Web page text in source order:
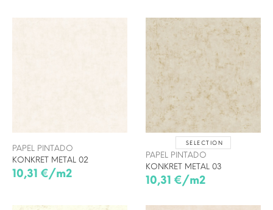
PAPEL PINTADO
KONKRET METAL 02
10,31 €/m2
SELECTION
PAPEL PINTADO
KONKRET METAL 03
10,31 €/m2